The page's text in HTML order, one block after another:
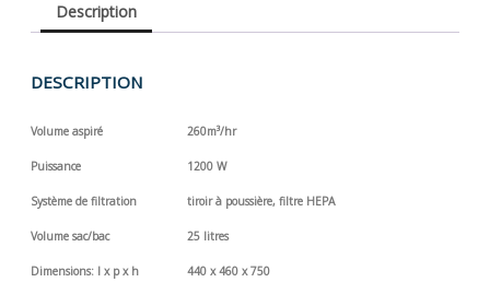
Description
DESCRIPTION
Volume aspiré 260m³/hr
Puissance 1200 W
Système de filtration tiroir à poussière, filtre HEPA
Volume sac/bac 25 litres
Dimensions: l x p x h 440 x 460 x 750